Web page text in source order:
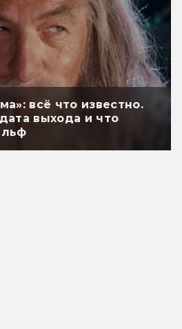
всё что известно.
выхода и что